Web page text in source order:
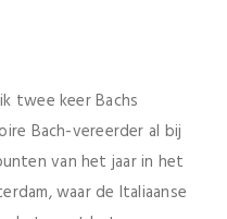
twee keer Bachs
Bach-vereerder al bij
van het jaar in het
waar de Italiaanse